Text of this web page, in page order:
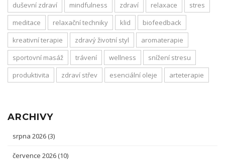
duševní zdraví mindfulness zdraví relaxace
stres
meditace
relaxační techniky klid
biofeedback
kreativní terapie
zdravý životní styl
aromaterapie
sportovní masáž
trávení wellness
snížení stresu
produktivita
zdraví střev esenciální oleje arteterapie
ARCHIVY
srpna 2026 (3)
července 2026 (10)